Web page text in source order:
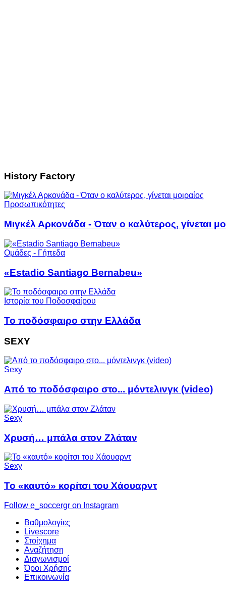
History Factory
Προσωπικότητες
Μιγκέλ Αρκονάδα - Όταν ο καλύτερος, γίνεται
Ομάδες - Γήπεδα
«Estadio Santiago Bernabeu»
Ιστορία του Ποδοσφαίρου
Το ποδόσφαιρο στην Ελλάδα
SEXY
Sexy
Από το ποδόσφαιρο στο... μόντελινγκ (video)
Sexy
Χρυσή… μπάλα στον Ζλάταν
Sexy
Το «καυτό» κορίτσι του Χάουαρντ
Follow e_soccergr on Instagram
Βαθμολογίες
Livescore
Στοίχημα
Αναζήτηση
Διαγωνισμοί
Όροι Χρήσης
Επικοινωνία